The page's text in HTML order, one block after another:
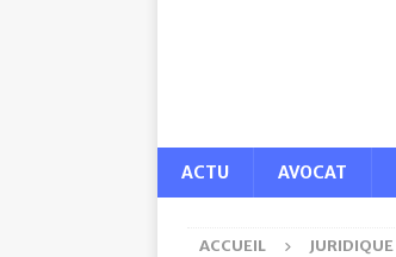
ACTU AVOCAT
ACCUEIL JURIDIQUE